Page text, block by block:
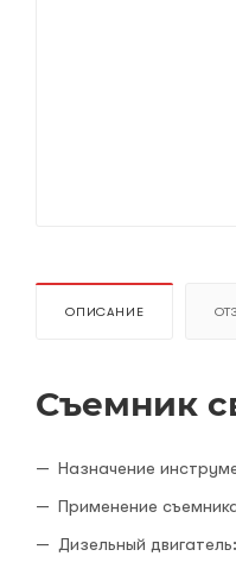
ОПИСАНИЕ
Съемник
Назначение
Применение
Дизельный